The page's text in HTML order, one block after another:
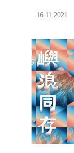
16.11.2021